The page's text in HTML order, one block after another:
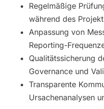
Regelmäßige
während des
Anpassung von
Reporting-
Qualitätssicherung
Governance und
Transparente
Ursachenanalysen